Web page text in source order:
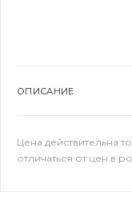
ОПИСАНИЕ
Цена действительна
отличаться от цен в